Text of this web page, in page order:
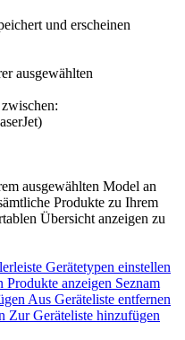
und erscheinen
ausgewählten
ausgewählten Model an
Produkte zu Ihrem
Übersicht anzeigen zu
Gerätetypen einstellen
Produkte anzeigen Seznam
Aus Geräteliste entfernen
Zur Geräteliste hinzufügen